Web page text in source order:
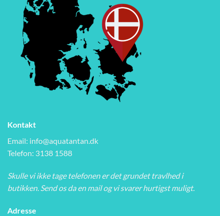
Kontakt
Email: info@aquatantan.dk
Telefon: 3138 1588
Skulle vi ikke tage telefonen er det grundet travlhed i
butikken. Send os da en mail og vi svarer hurtigst muligt.
Adresse